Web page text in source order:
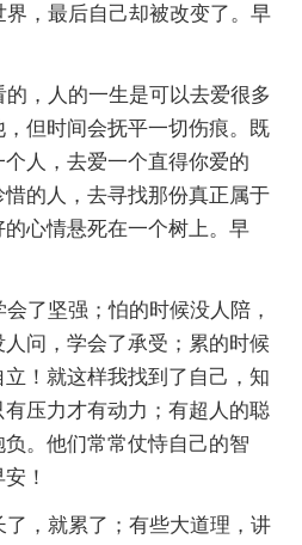
，最后自己却被改变了。早
，人的一生是可以去爱很多
但时间会抚平一切伤痕。既
人，去爱一个直得你爱的
的人，去寻找那份真正属于
心情悬死在一个树上。早
了坚强；怕的时候没人陪，
问，学会了承受；累的时候
！就这样我找到了自己，知
压力才有动力；有超人的聪
。他们常常仗恃自己的智
！
，就累了；有些大道理，讲